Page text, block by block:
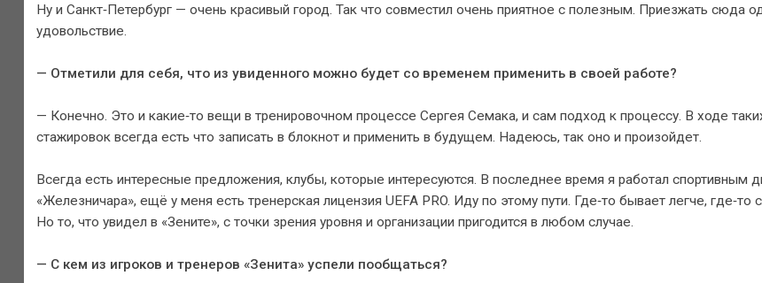
Ну и Санкт‑Петербург — очень красивый город. Так что совместил очень приятное с полезным. Приезжать сюда
удовольствие.
— Отметили для себя, что из увиденного можно будет со временем применить в своей работе?
— Конечно. Это и какие‑то вещи в тренировочном процессе Сергея Семака, и сам подход к процессу. В ходе
стажировок всегда есть что записать в блокнот и применить в будущем. Надеюсь, так оно и произойдет.
Всегда есть интересные предложения, клубы, которые интересуются. В последнее время я работал спортивным
«Железничара», ещё у меня есть тренерская лицензия UEFA PRO. Иду по этому пути. Где‑то бывает легче, где‑то
Но то, что увидел в «Зените», с точки зрения уровня и организации пригодится в любом случае.
— С кем из игроков и тренеров «Зенита» успели пообщаться?